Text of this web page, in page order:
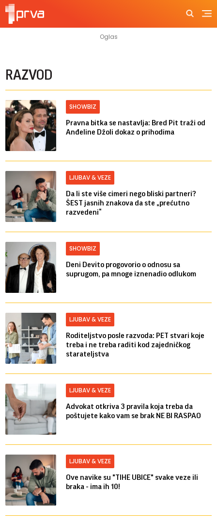
RAZVOD
SHOWBIZ
Pravna bitka se nastavlja: Bred ​​Pit traži od
Anđeline Džoli dokaz o prihodima
LJUBAV & VEZE
Da li ste više cimeri nego bliski partneri?
ŠEST jasnih znakova da ste „prećutno
razvedeni“
SHOWBIZ
Deni Devito progovorio o odnosu sa
suprugom, pa mnoge iznenadio odlukom
LJUBAV & VEZE
Roditeljstvo posle razvoda: PET stvari koje
treba i ne treba raditi kod zajedničkog
starateljstva
LJUBAV & VEZE
Advokat otkriva 3 pravila koja treba da
poštujete kako vam se brak NE BI RASPAO
LJUBAV & VEZE
Ove navike su "TIHE UBICE" svake veze ili
braka - ima ih 10!